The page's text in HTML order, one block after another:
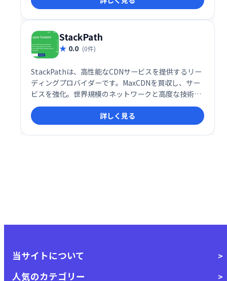
StackPath
0.0 (0件)
StackPathは、高性能なCDNサービスを提供するリー
ディングプロバイダーです。MaxCDNを買収し、サー
ビスを強化。世界規模のネットワークと高度な技術
で、ウェブサイトやアプリケーションのパフォーマン
ス向上、配信最適化を実現します。グローバルなコン
テンツ配信と信頼性の高いインフラで、ビジネスの成
長を支援します。
詳しく見る
当サイトについて
人気のカテゴリー